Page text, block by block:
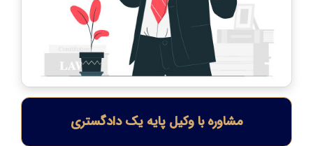
مشاوره با وکیل پایه یک دادگستری